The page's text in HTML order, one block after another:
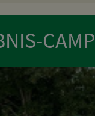
CAMP